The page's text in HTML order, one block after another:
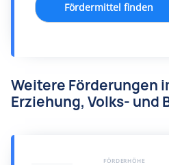
Fördermittel finden
Weitere Förderungen
Erziehung, Volks- und
FÖRDERHÖHE